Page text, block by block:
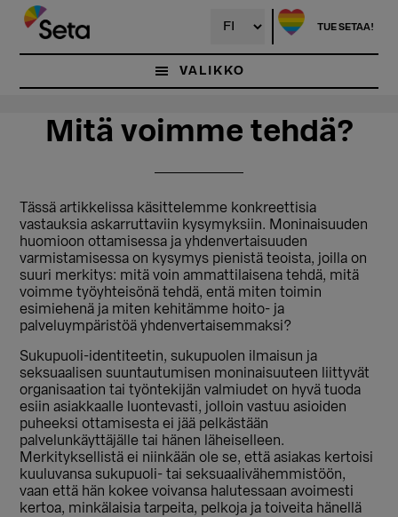
Hyppää
pääsisältöön
Hyppää
ensisijaiseen
sivupalkkiin
TUE SETAA!
VALIKKO
Mitä voimme tehdä?
Tässä artikkelissa käsittelemme konkreettisia
vastauksia askarruttaviin kysymyksiin. Moninaisuuden
huomioon ottamisessa ja yhdenvertaisuuden
varmistamisessa on kysymys pienistä teoista, joilla on
suuri merkitys: mitä voin ammattilaisena tehdä, mitä
voimme työyhteisönä tehdä, entä miten toimin
esimiehenä ja miten kehitämme hoito- ja
palveluympäristöä yhdenvertaisemmaksi?
Sukupuoli-identiteetin, sukupuolen ilmaisun ja
seksuaalisen suuntautumisen moninaisuuteen liittyvät
organisaation tai työntekijän valmiudet on hyvä tuoda
esiin asiakkaalle luontevasti, jolloin vastuu asioiden
puheeksi ottamisesta ei jää pelkästään
palvelunkäyttäjälle tai hänen läheiselleen.
Merkityksellistä ei niinkään ole se, että asiakas kertoisi
kuuluvansa sukupuoli- tai seksuaalivähemmistöön,
vaan että hän kokee voivansa halutessaan avoimesti
kertoa, minkälaisia tarpeita, pelkoja ja toiveita hänellä